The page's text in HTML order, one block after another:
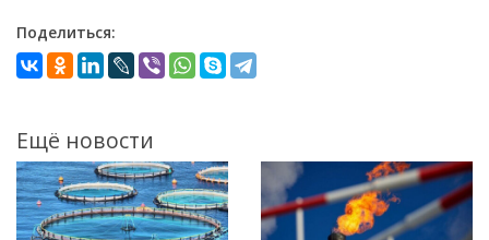
Поделиться:
Ещё новости